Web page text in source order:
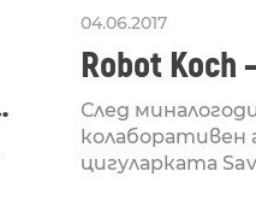
04.06.2017
Robot Koch
След
колаборативен
цигуларката